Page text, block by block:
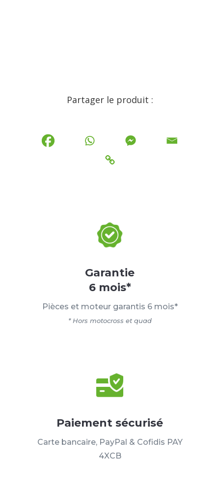
Partager le produit :
Garantie
6 mois*
Pièces et moteur garantis 6 mois*
* Hors motocross et quad
Paiement sécurisé
Carte bancaire, PayPal & Cofidis PAY
4XCB